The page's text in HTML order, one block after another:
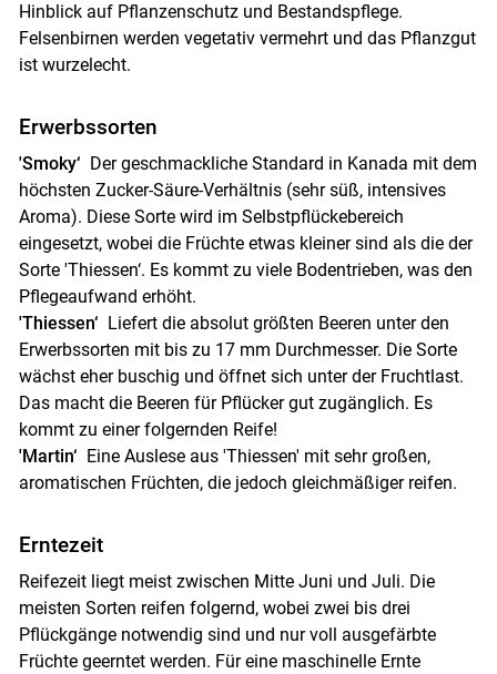
Hinblick auf Pflanzenschutz und Bestandspflege.
Felsenbirnen werden vegetativ vermehrt und das Pflanzgut
ist wurzelecht.
Erwerbssorten
'Smoky‘ Der geschmackliche Standard in Kanada mit dem
höchsten Zucker-Säure-Verhältnis (sehr süß, intensives
Aroma). Diese Sorte wird im Selbstpflückebereich
eingesetzt, wobei die Früchte etwas kleiner sind als die der
Sorte 'Thiessen‘. Es kommt zu viele Bodentrieben, was den
Pflegeaufwand erhöht.
'Thiessen‘ Liefert die absolut größten Beeren unter den
Erwerbssorten mit bis zu 17 mm Durchmesser. Die Sorte
wächst eher buschig und öffnet sich unter der Fruchtlast.
Das macht die Beeren für Pflücker gut zugänglich. Es
kommt zu einer folgernden Reife!
'Martin‘ Eine Auslese aus 'Thiessen' mit sehr großen,
aromatischen Früchten, die jedoch gleichmäßiger reifen.
Erntezeit
Reifezeit liegt meist zwischen Mitte Juni und Juli. Die
meisten Sorten reifen folgernd, wobei zwei bis drei
Pflückgänge notwendig sind und nur voll ausgefärbte
Früchte geerntet werden. Für eine maschinelle Ernte